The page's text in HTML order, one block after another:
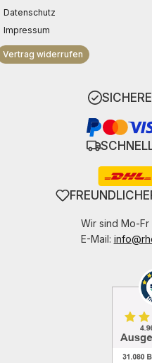
Datenschutz
Impressum
Vertrag widerrufen
Wir sind Mo-
E-Mail: